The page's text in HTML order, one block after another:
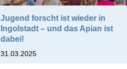
Jugend forscht ist wieder in
Ingolstadt – und das Apian ist
dabei!
31.03.2025